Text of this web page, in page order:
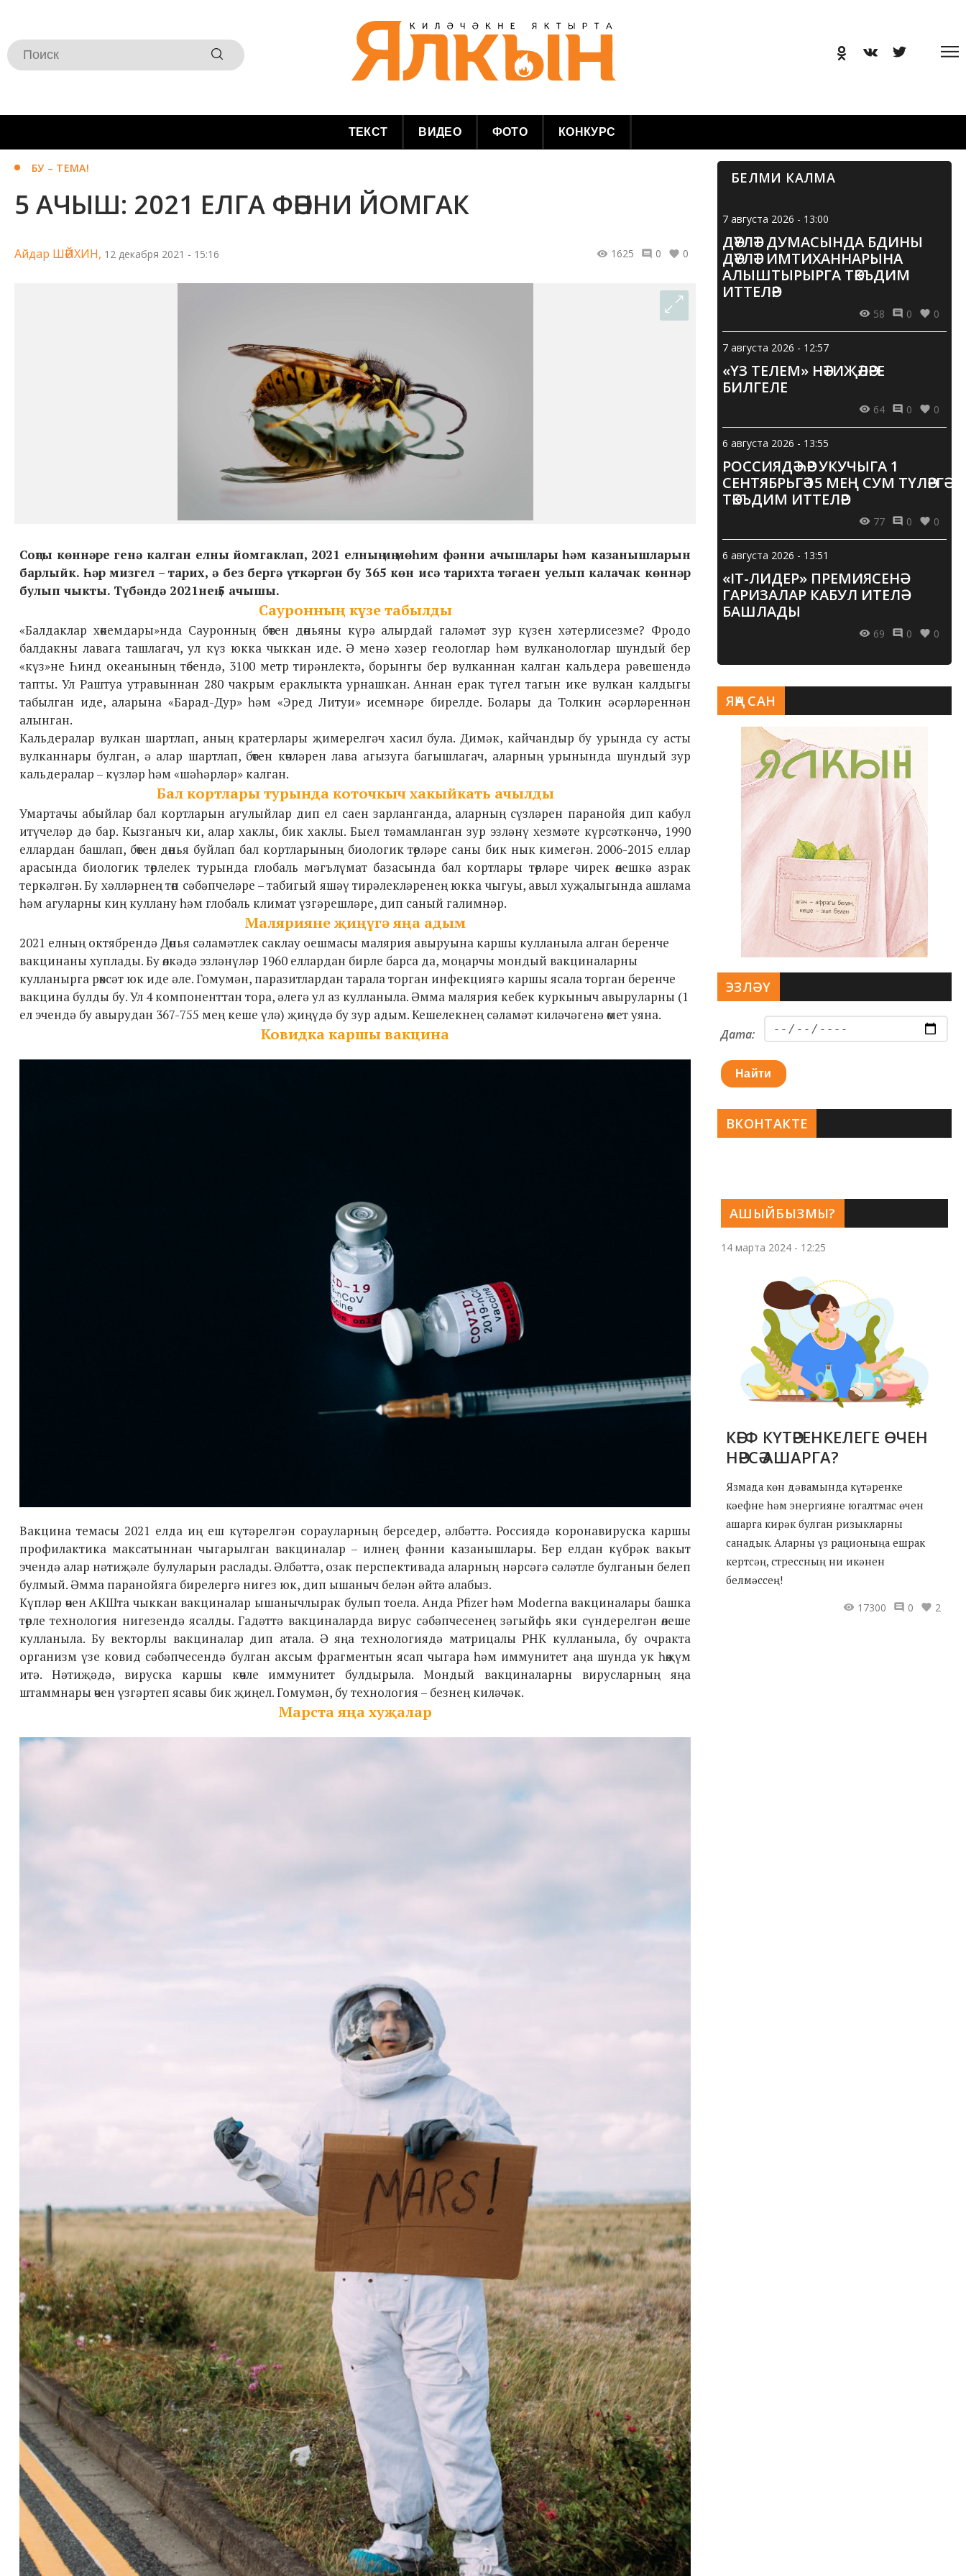
ТЕКСТ ВИДЕО ФОТО КОНКУРС
БУ – ТЕМА!
5 АЧЫШ: 2021 ЕЛГА ФӘННИ ЙОМГАК
Айдар ШӘЙХИН, 12 декабря 2021 - 15:16 1625 0 0
Соңгы көннәре генә калган елны йомгаклап, 2021 елның иң мөһим фәнни ачышлары һәм казанышларын
барлыйк. Һәр мизгел – тарих, ә без бергә үткәргән бу 365 көн исә тарихта тәгаен уелып калачак көннәр
булып чыкты. Түбәндә 2021нең 5 ачышы.
Сауронның күзе табылды
«Балдаклар хөкемдары»нда Сауронның бөтен дөньяны күрә алырдай галәмәт зур күзен хәтерлисезме? Фродо
балдакны лавага ташлагач, ул күз юкка чыккан иде. Ә менә хәзер геологлар һәм вулканологлар шундый бер
«күз»не Һинд океанының төбендә, 3100 метр тирәнлектә, борынгы бер вулканнан калган кальдера рәвешендә
тапты. Ул Раштуа утравыннан 280 чакрым ераклыкта урнашкан. Аннан ерак түгел тагын ике вулкан калдыгы
табылган иде, аларына «Барад-Дур» һәм «Эред Литуи» исемнәре бирелде. Болары да Толкин әсәрләреннән
алынган.
Кальдералар вулкан шартлап, аның кратерлары җимерелгәч хасил була. Димәк, кайчандыр бу урында су асты
вулканнары булган, ә алар шартлап, бөтен көчләрен лава агызуга багышлагач, аларның урынында шундый зур
кальдералар – күзләр һәм «шәһәрләр» калган.
Бал кортлары турында коточкыч хакыйкать ачылды
Умартачы абыйлар бал кортларын агулыйлар дип ел саен зарланганда, аларның сүзләрен паранойя дип кабул
итүчеләр дә бар. Кызганыч ки, алар хаклы, бик хаклы. Быел тәмамланган зур эзләнү хезмәте күрсәткәнчә, 1990
еллардан башлап, бөтен дөнья буйлап бал кортларының биологик төрләре саны бик нык кимегән. 2006-2015 еллар
арасында биологик төрлелек турында глобаль мәгълүмат базасында бал кортлары төрләре чирек өлешкә азрак
теркәлгән. Бу хәлләрнең төп сәбәпчеләре – табигый яшәү тирәлекләренең юкка чыгуы, авыл хуҗалыгында ашлама
һәм агуларны киң куллану һәм глобаль климат үзгәрешләре, дип саный галимнәр.
Малярияне җиңүгә яңа адым
2021 елның октябрендә Дөнья сәламәтлек саклау оешмасы малярия авыруына каршы кулланыла алган беренче
вакцинаны хуплады. Бу өлкәдә эзләнүләр 1960 еллардан бирле барса да, моңарчы мондый вакциналарны
кулланырга рөхсәт юк иде әле. Гомумән, паразитлардан тарала торган инфекциягә каршы ясала торган беренче
вакцина булды бу. Ул 4 компоненттан тора, әлегә ул аз кулланыла. Әмма малярия кебек куркыныч авыруларны (1
ел эчендә бу авырудан 367-755 мең кеше үлә) җиңүдә бу зур адым. Кешелекнең сәламәт киләчәгенә өмет уяна.
Ковидка каршы вакцина
Вакцина темасы 2021 елда иң еш күтәрелгән сорауларның берседер, әлбәттә. Россиядә коронавируска каршы
профилактика максатыннан чыгарылган вакциналар – илнең фәнни казанышлары. Бер елдан күбрәк вакыт
эчендә алар нәтиҗәле булуларын раслады. Әлбәттә, озак перспективада аларның нәрсәгә сәләтле булганын белеп
булмый. Әмма паранойяга бирелергә нигез юк, дип ышаныч белән әйтә алабыз.
Күпләр өчен АКШта чыккан вакциналар ышанычлырак булып тоела. Анда Pfizer һәм Moderna вакциналары башка
төрле технология нигезендә ясалды. Гадәттә вакциналарда вирус сәбәпчесенең зәгыйфь яки сүндерелгән өлеше
кулланыла. Бу векторлы вакциналар дип атала. Ә яңа технологиядә матрицалы РНК кулланыла, бу очракта
организм үзе ковид сәбәпчесендә булган аксым фрагментын ясап чыгара һәм иммунитет аңа шунда ук һөҗүм
итә. Нәтиҗәдә, вируска каршы көчле иммунитет булдырыла. Мондый вакциналарны вирусларның яңа
штаммнары өчен үзгәртеп ясавы бик җиңел. Гомумән, бу технология – безнең киләчәк.
Марста яңа хуҗалар
БЕЛМИ КАЛМА
7 августа 2026 - 13:00
ДӘҮЛӘТ ДУМАСЫНДА БДИНЫ
ДӘҮЛӘТ ИМТИХАННАРЫНА
АЛЫШТЫРЫРГА ТӘКЪДИМ
ИТТЕЛӘР
58 0 0
7 августа 2026 - 12:57
«ҮЗ ТЕЛЕМ» НӘТИҖӘЛӘРЕ
БИЛГЕЛЕ
64 0 0
6 августа 2026 - 13:55
РОССИЯДӘ ҺӘР УКУЧЫГА 1
СЕНТЯБРЬГӘ 15 МЕҢ СУМ ТҮЛӘРГӘ
ТӘКЪДИМ ИТТЕЛӘР
77 0 0
6 августа 2026 - 13:51
«IT-ЛИДЕР» ПРЕМИЯСЕНӘ
ГАРИЗАЛАР КАБУЛ ИТЕЛӘ
БАШЛАДЫ
69 0 0
АШЫЙБЫЗМЫ?
14 марта 2024 - 12:25
КӘЕФ КҮТӘРЕНКЕЛЕГЕ ӨЧЕН
НӘРСӘ АШАРГА?
Язмада көн дәвамында күтәренке
кәефне һәм энергияне югалтмас өчен
ашарга кирәк булган ризыкларны
санадык. Аларны үз рационыңа ешрак
кертсәң, стрессның ни икәнен
белмәссең!
17300
0 2
ЯҢА САН
ЭЗЛӘҮ
Дата:
Найти
ВКОНТАКТЕ